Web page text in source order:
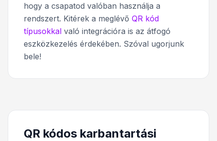
hogy a csapatod valóban használja a
rendszert. Kitérek a meglévő QR kód
típusokkal való integrációra is az átfogó
eszközkezelés érdekében. Szóval ugorjunk
bele!
QR kódos karbantartási